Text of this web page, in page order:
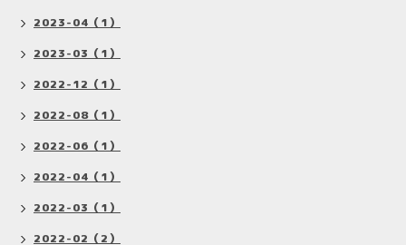
2023-04（1）
2023-03（1）
2022-12（1）
2022-08（1）
2022-06（1）
2022-04（1）
2022-03（1）
2022-02（2）